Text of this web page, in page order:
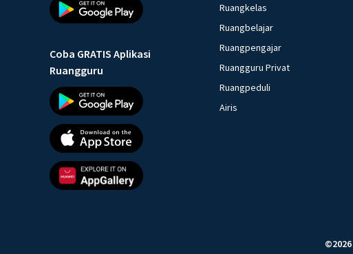
Coba GRATIS Aplikasi
Ruangguru
Ruangkelas
Ruangbelajar
Ruangpengajar
Ruangguru Privat
Ruangpeduli
Airis
©2026